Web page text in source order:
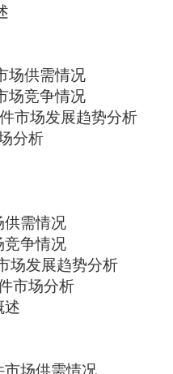
场供需情况
场竞争情况
市场发展趋势分析
分析
供需情况
竞争情况
场发展趋势分析
市场分析
述
市场供需情况